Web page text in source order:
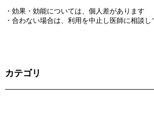
・効果・効能については、個人差があります
・合わない場合は、利用を中止し医師に相談
カテゴリ